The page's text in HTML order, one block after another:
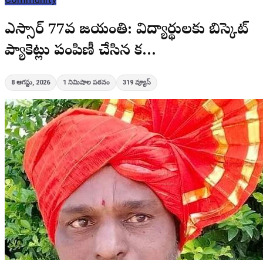
వైఎస్సార్ 77వ జయంతి: విద్యార్థులకు బిస్కెట్
ప్యాకెట్లు పంపిణీ చేసిన క…
8 ఆగస్టు, 2026 1 నిమిషాల పఠనం 319 వ్యూస్